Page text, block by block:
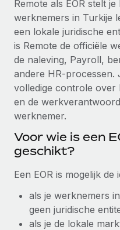
Compliance
Blijf compliance-
Apparaatbeheer
Lever en track
Entiteiten oprichten
Stel snel compliant
Mobiliteit en
Plaats werknemers
Secundaire
beheren
Hoe AI-pionier
liet groeien met
Weaviate in één
AI-first infrastructuur. De
Meer informatie
De strategische
beheer
Reverse Tech in een
Meer informatie
BLOG
Global Payroll
EOR en PEO
Contractor Management
Belastingen
Naar de blog
Productupdates van
integraties en
Remote als EOR stelt
werknemers in Turkije
een lokale juridische
is Remote de officiële
de naleving, Payroll,
andere HR-processen.
volledige controle over
en de
werknemer.
Voor wie is een
geschikt?
Een EOR is mogelijk
als je werknemers
geen juridische
als je de lokale